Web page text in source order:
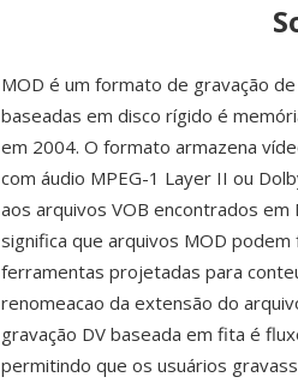
MOD é um formato de gravação
baseadas em disco rígido é
em 2004. O formato armazena
com áudio MPEG-1 Layer II ou
aos arquivos VOB encontrados em
significa que arquivos MOD
ferramentas projetadas para
renomeacao da extensão do
gravação DV baseada em fita é
permitindo que os usuários